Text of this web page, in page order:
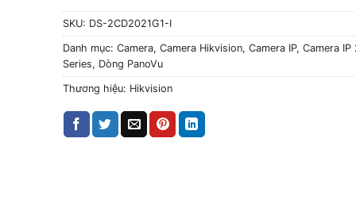
SKU: DS-2CD2021G1-I
Danh mục: Camera, Camera Hikvision, Camera IP, Camera IP
Series, Dòng PanoVu
Thương hiệu: Hikvision